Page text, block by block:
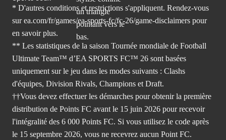
* D'autres conditions et restrictions s'appliquent. Rendez-vous
sur ea.com/fr/games/ea-sports-fc/fc-26/game-disclaimers pour
en savoir plus.
** Les statistiques de la saison Tournée mondiale de Football
Ultimate Team™ d’EA SPORTS FC™ 26 sont basées
uniquement sur le jeu dans les modes suivants : Clashs
d'équipes, Division Rivals, Champions et Draft.
††Vous devez effectuer les démarches pour obtenir la première
distribution de Points FC avant le 15 juin 2026 pour recevoir
l'intégralité des 6 000 Points FC. Si vous utilisez le code après
le 15 septembre 2026, vous ne recevrez aucun Point FC.